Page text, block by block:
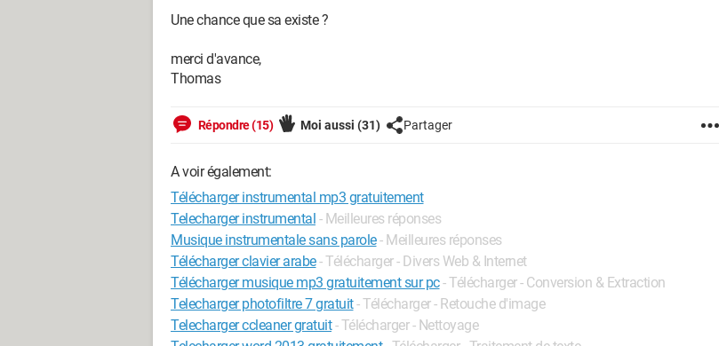
Une chance que sa existe ?
merci d'avance,
Thomas
Répondre (15) Moi aussi (31) Partager
A voir également:
Télécharger instrumental mp3 gratuitement
Telecharger instrumental - Meilleures réponses
Musique instrumentale sans parole- Meilleures réponses
Télécharger clavier arabe- Télécharger - Divers Web & Internet
Télécharger musique mp3 gratuitement sur pc- Télécharger - Conversion & Extraction
Telecharger photofiltre 7 gratuit- Télécharger - Retouche d'image
Telecharger ccleaner gratuit - Télécharger - Nettoyage